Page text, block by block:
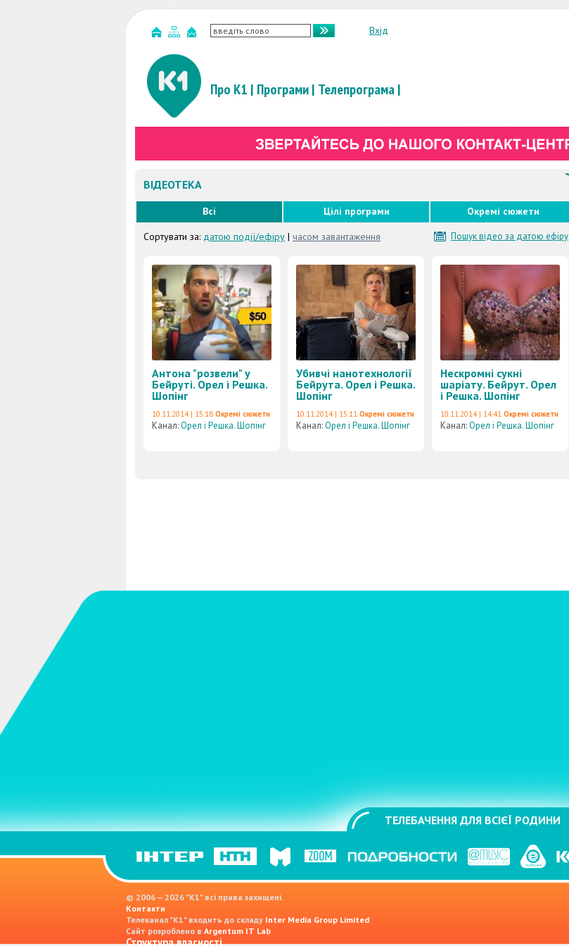
Вхід
Про К1 | Програми| Телепрограма|
ВІДЕОТЕКА
Всі Цілі програми Окремі сюжети
Пошук відео за датою ефіру
Сортувати за: датою події/ефіру | часом завантаження
Антона "розвели" у
Бейруті. Орел і Решка.
Шопінг
10.11.2014 | 15:18 Окремі сюжети
Канал:Орел і Решка. Шопінг
Убивчі нанотехнології
Бейрута. Орел і Решка.
Шопінг
10.11.2014 | 15:11 Окремі сюжети
Канал:Орел і Решка. Шопінг
Нескромні сукні
шаріату. Бейрут. Орел
і Решка. Шопінг
10.11.2014 | 14:41 Окремі сюжети
Канал:Орел і Решка. Шопінг
ТЕЛЕБАЧЕННЯ ДЛЯ ВСІЄЇ РОДИНИ
© 2006 — 2026 "K1" всі права захищені.
Контакти
Телеканал "К1" входить до складу Inter Media Group Limited
Сайт розроблено в Argentum IT Lab
Структура власності